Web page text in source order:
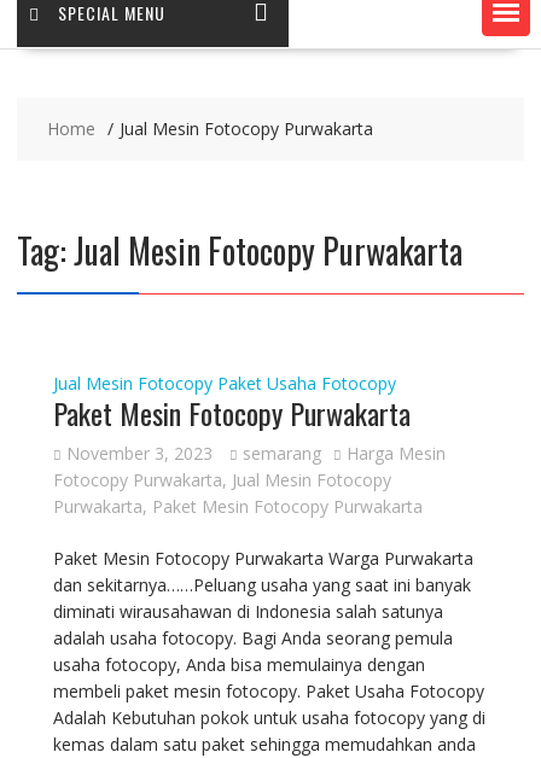
SPECIAL MENU
Home Jual Mesin Fotocopy Purwakarta
Tag:Jual Mesin Fotocopy Purwakarta
Jual Mesin Fotocopy Paket Usaha Fotocopy
Paket Mesin Fotocopy Purwakarta
November 3, 2023 semarang
Harga Mesin
Fotocopy Purwakarta, Jual Mesin Fotocopy
Purwakarta, Paket Mesin Fotocopy Purwakarta
Paket Mesin Fotocopy Purwakarta Warga Purwakarta
dan sekitarnya……Peluang usaha yang saat ini banyak
diminati wirausahawan di Indonesia salah satunya
adalah usaha fotocopy. Bagi Anda seorang pemula
usaha fotocopy, Anda bisa memulainya dengan
membeli paket mesin fotocopy. Paket Usaha Fotocopy
Adalah Kebutuhan pokok untuk usaha fotocopy yang di
kemas dalam satu paket sehingga memudahkan anda